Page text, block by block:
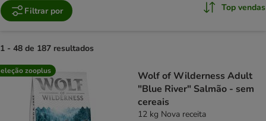
Filtrar por Top vendas
1 - 48 de 187 resultados
product items have been changed
zooplus
Wolf of Wilderness Adult
"Blue River" Salmão - sem
cereais
12 kg Nova receita